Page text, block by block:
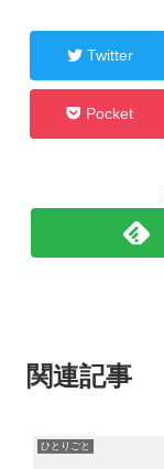
Twitter
Pocket
関連記事
ひとりごと